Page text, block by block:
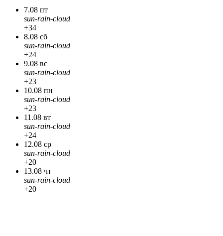
7.08 пт
sun-rain-cloud
+34
8.08 сб
sun-rain-cloud
+24
9.08 вс
sun-rain-cloud
+23
10.08 пн
sun-rain-cloud
+23
11.08 вт
sun-rain-cloud
+24
12.08 ср
sun-rain-cloud
+20
13.08 чт
sun-rain-cloud
+20